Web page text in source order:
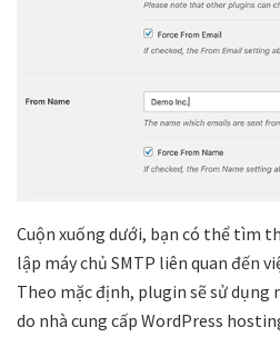
Cuộn xuống dưới, bạn có thể tìm
lập máy chủ SMTP liên quan đến
Theo mặc định, plugin sẽ sử dụng
do nhà cung cấp WordPress